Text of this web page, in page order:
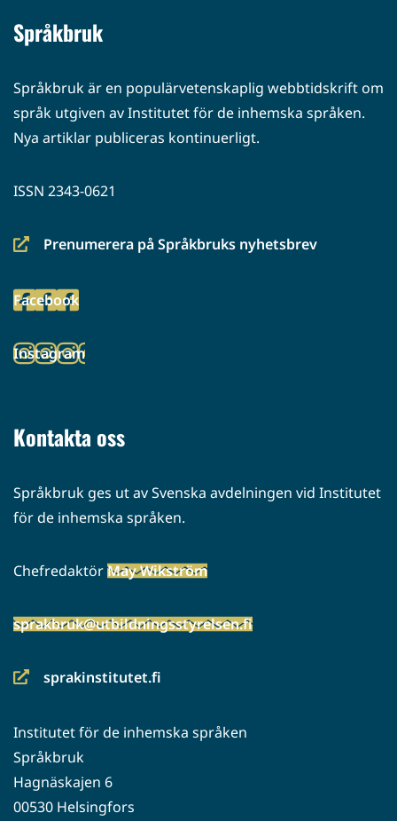
Språkbruk
Språkbruk är en populärvetenskaplig webbtidskrift om
språk utgiven av Institutet för de inhemska språken.
Nya artiklar publiceras kontinuerligt.
ISSN 2343-0621
Prenumerera på Språkbruks nyhetsbrev
(siirryt
palveluun)
Facebook
(siirryt
palveluun)
Instagram
(siirryt
Kontakta oss
Språkbruk ges ut av Svenska avdelningen vid Institutet
för de inhemska språken.
ChefredaktörMay Wikström
sprakbruk@utbildningsstyrelsen.fi
sprakinstitutet.fi
(siirryt
palveluun)
Institutet för de inhemska språken
Språkbruk
Hagnäskajen 6
00530 Helsingfors